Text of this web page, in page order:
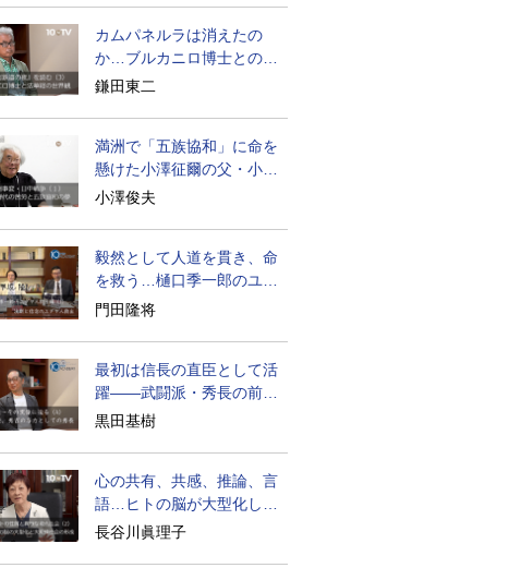
カムパネルラは消えたの
か…ブルカニロ博士との対
話の意味
鎌田東二
満洲で「五族協和」に命を
懸けた小澤征爾の父・小澤
開作
小澤俊夫
毅然として人道を貫き、命
を救う…樋口季一郎のユダ
ヤ人救出
門田隆将
最初は信長の直臣として活
躍――武闘派・秀長の前半
生は？
黒田基樹
心の共有、共感、推論、言
語…ヒトの脳が大型化した
理由
長谷川眞理子